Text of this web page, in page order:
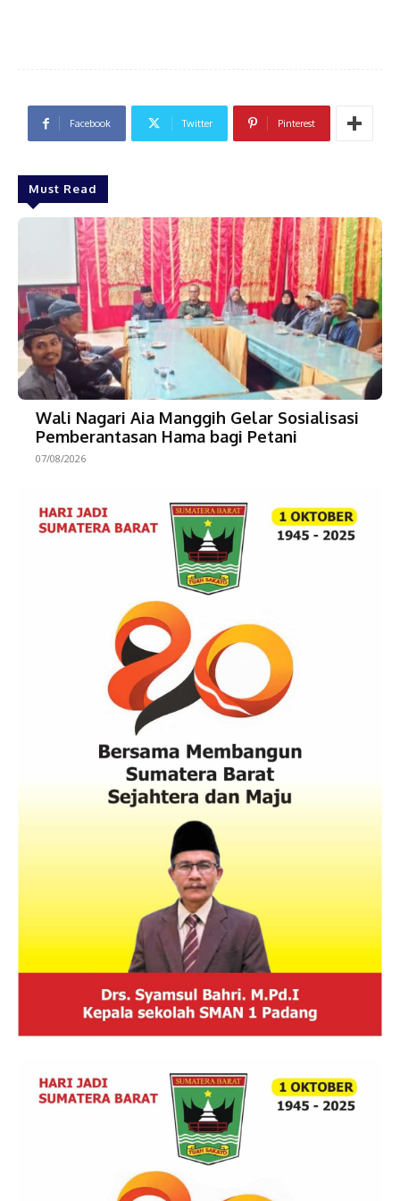
Facebook Twitter Pinterest
Must Read
Wali Nagari Aia Manggih Gelar Sosialisasi
Pemberantasan Hama bagi Petani
07/08/2026